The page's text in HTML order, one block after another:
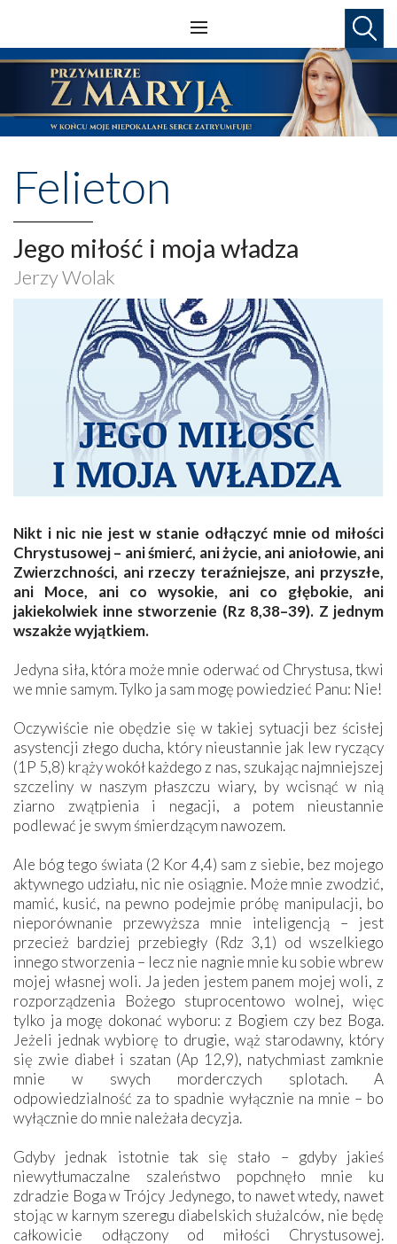
Felieton
Jego miłość i moja władza
Jerzy Wolak
Nikt i nic nie jest w stanie odłączyć mnie od miłości
Chrystusowej – ani śmierć, ani życie, ani aniołowie, ani
Zwierzchności, ani rzeczy teraźniejsze, ani przyszłe,
ani Moce, ani co wysokie, ani co głębokie, ani
jakiekolwiek inne stworzenie (Rz 8,38–39). Z jednym
wszakże wyjątkiem.
Jedyna siła, która może mnie oderwać od Chrystusa, tkwi
we mnie samym. Tylko ja sam mogę powiedzieć Panu: Nie!
Oczywiście nie obędzie się w takiej sytuacji bez ścisłej
asystencji złego ducha, który nieustannie jak lew ryczący
(1P 5,8) krąży wokół każdego z nas, szukając najmniejszej
szczeliny w naszym płaszczu wiary, by wcisnąć w nią
ziarno zwątpienia i negacji, a potem nieustannie
podlewać je swym śmierdzącym nawozem.
Ale bóg tego świata (2 Kor 4,4) sam z siebie, bez mojego
aktywnego udziału, nic nie osiągnie. Może mnie zwodzić,
mamić, kusić, na pewno podejmie próbę manipulacji, bo
nieporównanie przewyższa mnie inteligencją – jest
przecież bardziej przebiegły (Rdz 3,1) od wszelkiego
innego stworzenia – lecz nie nagnie mnie ku sobie wbrew
mojej własnej woli. Ja jeden jestem panem mojej woli, z
rozporządzenia Bożego stuprocentowo wolnej, więc
tylko ja mogę dokonać wyboru: z Bogiem czy bez Boga.
Jeżeli jednak wybiorę to drugie, wąż starodawny, który
się zwie diabeł i szatan (Ap 12,9), natychmiast zamknie
mnie w swych morderczych splotach. A
odpowiedzialność za to spadnie wyłącznie na mnie – bo
wyłącznie do mnie należała decyzja.
Gdyby jednak istotnie tak się stało – gdyby jakieś
niewytłumaczalne szaleństwo popchnęło mnie ku
zdradzie Boga w Trójcy Jedynego, to nawet wtedy, nawet
stojąc w karnym szeregu diabelskich służalców, nie będę
całkowicie odłączony od miłości Chrystusowej.